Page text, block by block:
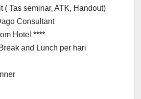
( Tas seminar, ATK, Handout)
Consultant
Hotel ****
and Lunch per hari